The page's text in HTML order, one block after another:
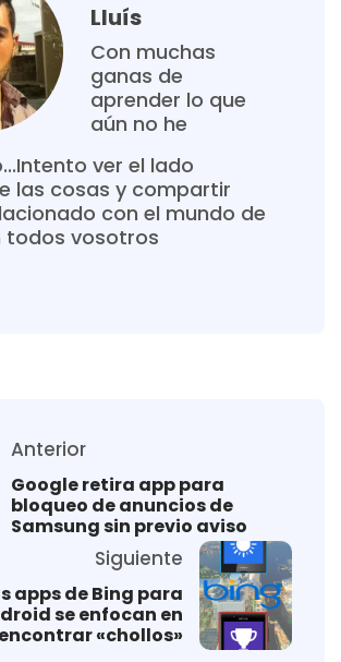
Lluís
Con muchas
ganas de
aprender lo que
aún no he
ver el lado
las cosas y compartir
con el mundo de
todos vosotros
Anterior
Google retira app para
bloqueo de anuncios de
Samsung sin previo aviso
Siguiente
apps de Bing para
se enfocan en
encontrar «chollos»